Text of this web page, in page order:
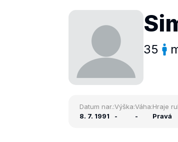
35
Datum nar.:
8. 7. 1991
Výška:
-
Váha:
-
Hraje
Pravá